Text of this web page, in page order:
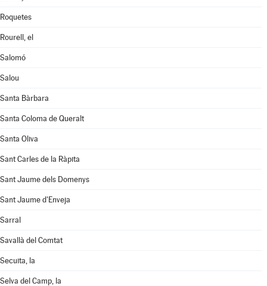
Roquetes
Rourell, el
Salomó
Salou
Santa Bàrbara
Santa Coloma de Queralt
Santa Oliva
Sant Carles de la Ràpita
Sant Jaume dels Domenys
Sant Jaume d'Enveja
Sarral
Savallà del Comtat
Secuita, la
Selva del Camp, la